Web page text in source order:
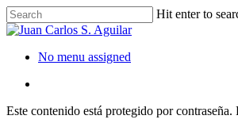
Hit enter to
No menu assigned
Este contenido está protegido por